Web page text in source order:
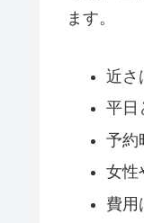
ます。
近さ
平日
予約
女性
費用